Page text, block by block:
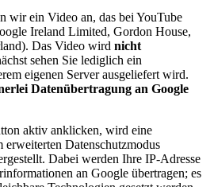
wir ein Video an, das bei YouTube
Ireland Limited, Gordon House,
Das Video wird nicht
sehen Sie lediglich ein
eigenen Server ausgeliefert wird.
Datenübertragung an Google
aktiv anklicken, wird eine
Datenschutzmodus
Dabei werden Ihre IP-Adresse
an Google übertragen; es